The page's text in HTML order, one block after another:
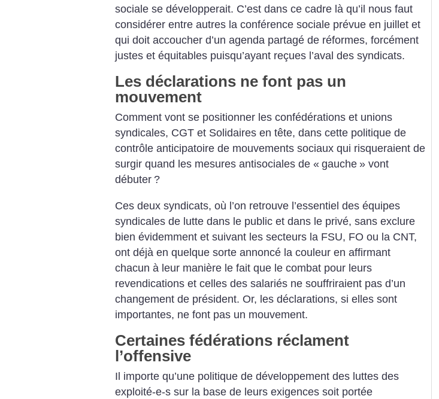
sociale se développerait. C’est dans ce cadre là qu’il nous faut
considérer entre autres la conférence sociale prévue en juillet et
qui doit accoucher d’un agenda partagé de réformes, forcément
justes et équitables puisqu’ayant reçues l’aval des syndicats.
Les déclarations ne font pas un
mouvement
Comment vont se positionner les confédérations et unions
syndicales, CGT et Solidaires en tête, dans cette politique de
contrôle anticipatoire de mouvements sociaux qui risqueraient de
surgir quand les mesures antisociales de « gauche » vont
débuter ?
Ces deux syndicats, où l’on retrouve l’essentiel des équipes
syndicales de lutte dans le public et dans le privé, sans exclure
bien évidemment et suivant les secteurs la FSU, FO ou la CNT,
ont déjà en quelque sorte annoncé la couleur en affirmant
chacun à leur manière le fait que le combat pour leurs
revendications et celles des salariés ne souffriraient pas d’un
changement de président. Or, les déclarations, si elles sont
importantes, ne font pas un mouvement.
Certaines fédérations réclament
l’offensive
Il importe qu’une politique de développement des luttes des
exploité-e-s sur la base de leurs exigences soit portée